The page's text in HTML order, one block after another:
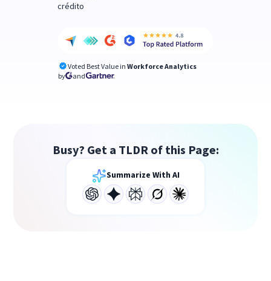
crédito
Voted Best Value in Workforce Analytics
by
and
Busy? Get a TLDR of this Page:
Summarize With AI